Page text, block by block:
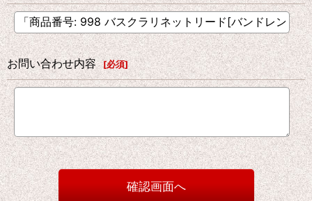
お問い合わせ内容 [必須]
確認画面へ